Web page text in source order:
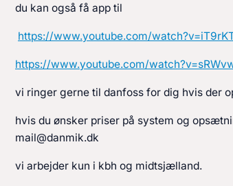
du kan også få app til
https://www.youtube.com/
https://www.youtube.com/
vi ringer gerne til danfoss for dig hvis der
hvis du ønsker priser på system og
mail@danmik.dk
vi arbejder kun i kbh og midtsjælland.